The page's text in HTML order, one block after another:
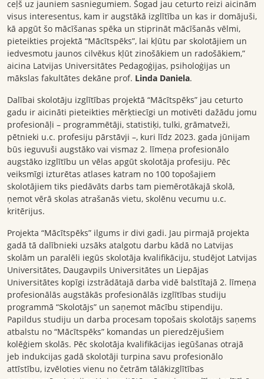
ceļš uz jauniem sasniegumiem. Šogad jau ceturto reizi aicinām
visus interesentus, kam ir augstākā izglītība un kas ir domājuši,
kā apgūt šo mācīšanas spēka un stiprināt mācīšanās vēlmi,
pieteikties projektā “Mācītspēks”, lai kļūtu par skolotājiem un
iedvesmotu jaunos cilvēkus kļūt zinošākiem un radošākiem,”
aicina Latvijas Universitātes Pedagoģijas, psiholoģijas un
mākslas fakultātes dekāne prof. Linda Daniela.
Dalībai skolotāju izglītības projektā “Mācītspēks” jau ceturto
gadu ir aicināti pieteikties mērķtiecīgi un motivēti dažādu jomu
profesionāļi – programmētāji, statistiķi, tulki, grāmatveži,
pētnieki u.c. profesiju pārstāvji –, kuri līdz 2023. gada jūnijam
būs ieguvuši augstāko vai vismaz 2. līmeņa profesionālo
augstāko izglītību un vēlas apgūt skolotāja profesiju. Pēc
veiksmīgi izturētas atlases katram no 100 topošajiem
skolotājiem tiks piedāvāts darbs tam piemērotākajā skolā,
ņemot vērā skolas atrašanās vietu, skolēnu vecumu u.c.
kritērijus.
Projekta “Mācītspēks” ilgums ir divi gadi. Jau pirmajā projekta
gadā tā dalībnieki uzsāks atalgotu darbu kādā no Latvijas
skolām un paralēli iegūs skolotāja kvalifikāciju, studējot Latvijas
Universitātes, Daugavpils Universitātes un Liepājas
Universitātes kopīgi izstrādātajā darba vidē balstītajā 2. līmeņa
profesionālās augstākās profesionālās izglītības studiju
programmā “Skolotājs” un saņemot mācību stipendiju.
Papildus studiju un darba procesam topošais skolotājs saņems
atbalstu no “Mācītspēks” komandas un pieredzējušiem
kolēģiem skolās. Pēc skolotāja kvalifikācijas iegūšanas otrajā
jeb indukcijas gadā skolotāji turpina savu profesionālo
attīstību, izvēloties vienu no četrām tālākizglītības